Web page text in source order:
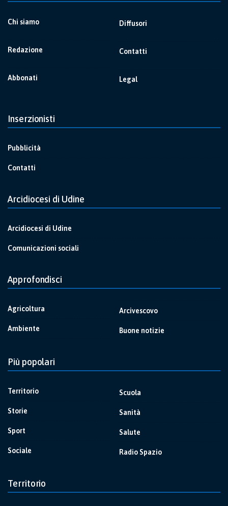
Chi siamo
Redazione
Abbonati
Diffusori
Contatti
Legal
Inserzionisti
Pubblicità
Contatti
Arcidiocesi di Udine
Arcidiocesi di Udine
Comunicazioni sociali
Approfondisci
Agricoltura
Ambiente
Arcivescovo
Buone notizie
Più popolari
Territorio
Storie
Sport
Sociale
Scuola
Sanità
Salute
Radio Spazio
Territorio